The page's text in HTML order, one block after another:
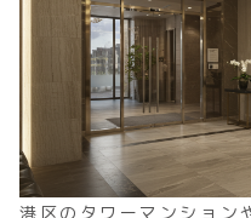
港区のタワーマンション